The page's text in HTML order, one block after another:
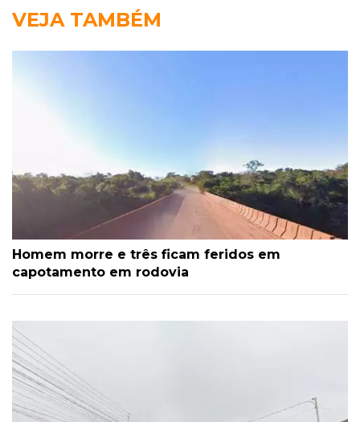
VEJA TAMBÉM
Homem morre e três ficam feridos em
capotamento em rodovia